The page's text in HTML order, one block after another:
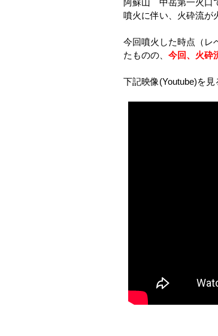
阿蘇山 中岳第一火口
噴火に伴い、火砕流が
今回噴火した時点（レ
たものの、今回、火砕
下記映像(Youtube)を見